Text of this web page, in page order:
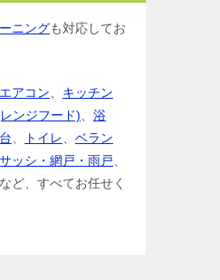
ニングも対応してお
エアコン
キッチン
ンジフード)
浴
トイレ
ベラン
ッシ・網戸・雨戸
など、すべてお任せく